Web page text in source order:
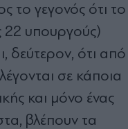
το γεγονός ότι το
22 υπουργούς)
δεύτερον, ότι από
σε κάποια
και µόνο ένας
βλέπουν τα